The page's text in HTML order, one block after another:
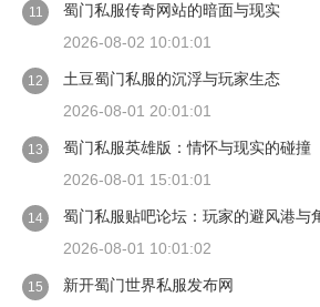
11
蜀门私服传奇网站的暗面与现实
2026-08-02 10:01:01
12
土豆蜀门私服的沉浮与玩家生态
2026-08-01 20:01:01
13
蜀门私服英雄版：情怀与现实的碰撞
2026-08-01 15:01:01
14
蜀门私服贴吧论坛：玩家的避风港与
2026-08-01 10:01:02
15 新开蜀门世界私服发布网